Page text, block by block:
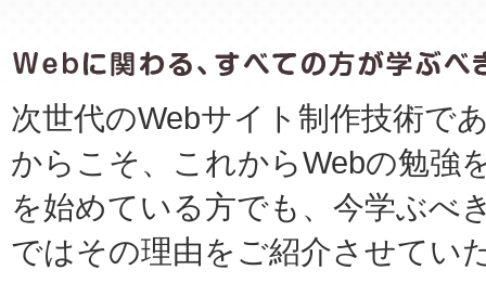
次世代のWebサイト制作技術で
からこそ、これからWebの勉強
を始めている方でも、今学ぶべ
ではその理由をご紹介させてい